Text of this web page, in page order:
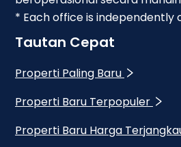
* Each office is
Tautan Cepat
Properti Paling Baru
Properti Baru Terpopuler
Properti Baru Harga